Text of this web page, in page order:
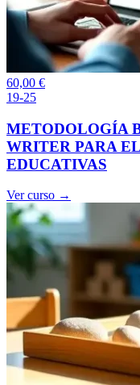
60,00 €
19-25
METODOLOGÍA
WRITER PARA
EDUCATIVAS
Ver curso →